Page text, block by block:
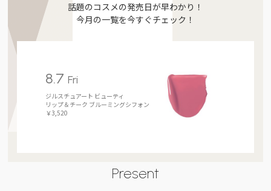
話題のコスメの発売日が早わかり！
今月の一覧を今すぐチェック！
8.7Fri
ジルスチュアート ビューティ
リップ＆チーク ブルーミングシフォン
￥3,520
Present